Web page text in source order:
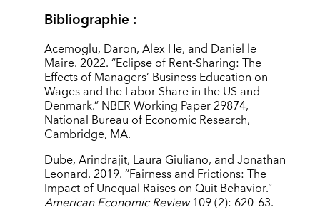
Bibliographie :
Acemoglu, Daron, Alex He, and Daniel le
Maire. 2022. “Eclipse of Rent-Sharing: The
Effects of Managers’ Business Education on
Wages and the Labor Share in the US and
Denmark.” NBER Working Paper 29874,
National Bureau of Economic Research,
Cambridge, MA.
Dube, Arindrajit, Laura Giuliano, and Jonathan
Leonard. 2019. “Fairness and Frictions: The
Impact of Unequal Raises on Quit Behavior.”
American Economic Review109 (2): 620–63.